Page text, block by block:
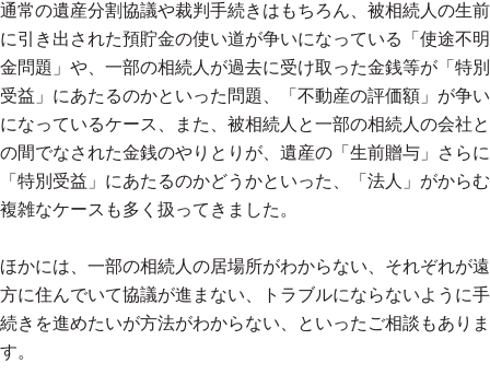
通常の遺産分割協議や裁判手続きはもちろん、被相続人の生前
に引き出された預貯金の使い道が争いになっている「使途不明
金問題」や、一部の相続人が過去に受け取った金銭等が「特別
受益」にあたるのかといった問題、「不動産の評価額」が争い
になっているケース、また、被相続人と一部の相続人の会社と
の間でなされた金銭のやりとりが、遺産の「生前贈与」さらに
「特別受益」にあたるのかどうかといった、「法人」がからむ
複雑なケースも多く扱ってきました。
ほかには、一部の相続人の居場所がわからない、それぞれが遠
方に住んでいて協議が進まない、トラブルにならないように手
続きを進めたいが方法がわからない、といったご相談もありま
す。